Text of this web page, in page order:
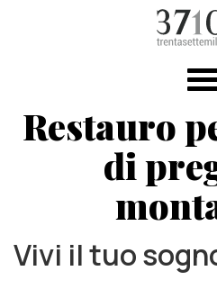
Restauro
di
Vivi il tuo